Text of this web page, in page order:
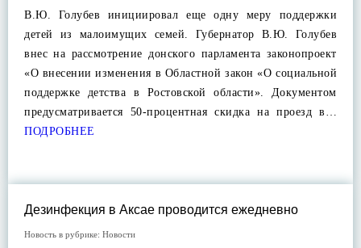
В.Ю. Голубев инициировал еще одну меру поддержки
детей из малоимущих семей. Губернатор В.Ю. Голубев
внес на рассмотрение донского парламента законопроект
«О внесении изменения в Областной закон «О социальной
поддержке детства в Ростовской области». Документом
предусматривается 50-процентная скидка на проезд в…
ПОДРОБНЕЕ
Дезинфекция в Аксае проводится ежедневно
Новость в рубрике: Новости